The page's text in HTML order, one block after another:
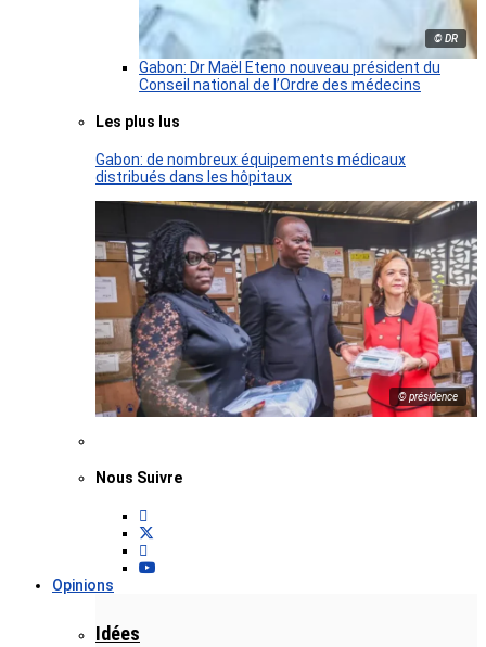
© DR
Gabon: Dr Maël Eteno nouveau président du
Conseil national de l’Ordre des médecins
Les plus lus
Gabon: de nombreux équipements médicaux
distribués dans les hôpitaux
© présidence
Nous Suivre
Opinions
Idées